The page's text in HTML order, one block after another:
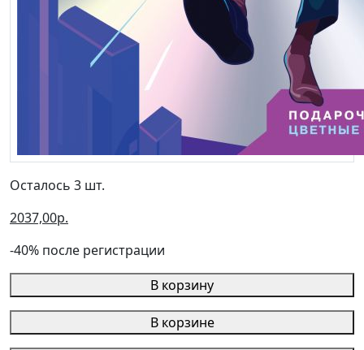
Осталось 3 шт.
2037,00р.
-40% после регистрации
В корзину
В корзине